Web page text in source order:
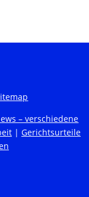
– verschiedene
| Gerichtsurteile